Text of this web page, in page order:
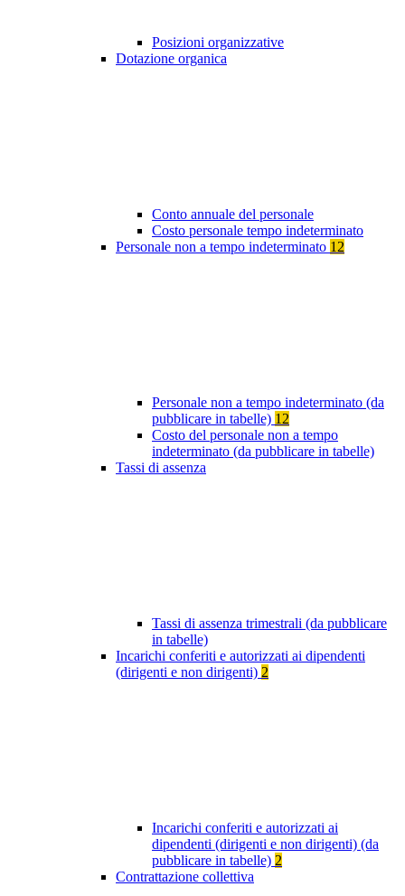
Posizioni organizzative
Dotazione organica
Conto annuale del personale
Costo personale tempo indeterminato
Personale non a tempo indeterminato 12
Personale non a tempo indeterminato (da
pubblicare in tabelle) 12
Costo del personale non a tempo
indeterminato (da pubblicare in tabelle)
Tassi di assenza
Tassi di assenza trimestrali (da pubblicare
in tabelle)
Incarichi conferiti e autorizzati ai dipendenti
(dirigenti e non dirigenti) 2
Incarichi conferiti e autorizzati ai
dipendenti (dirigenti e non dirigenti) (da
pubblicare in tabelle) 2
Contrattazione collettiva